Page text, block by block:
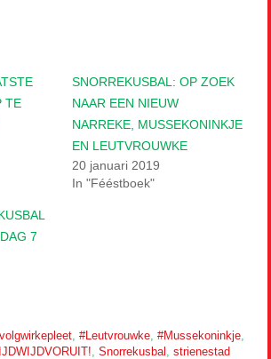
TE
SNORREKUSBAL: OP ZOEK
NAAR EEN NIEUW
NARREKE, MUSSEKONINKJE
EN LEUTVROUWKE
20 januari 2019
In "Fééstboek"
7
,#Leutvrouwke,#Mussekoninkje,
,Snorrekusbal ,strienestad